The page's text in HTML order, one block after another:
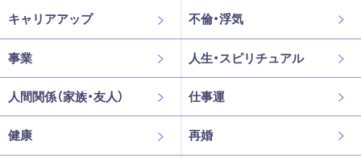
キャリアアップ 不倫・浮気
事業 人生・スピリチュアル
人間関係（家族・友人） 仕事運
健康 再婚